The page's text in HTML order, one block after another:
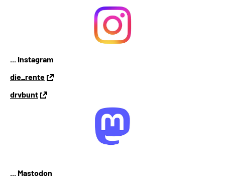
... Instagram
die_rente
drvbunt
... Mastodon